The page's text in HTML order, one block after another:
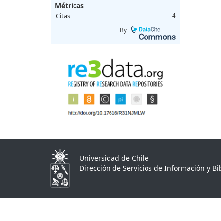
Métricas
Citas 4
By
Universidad de Chile
Dirección de Servicios de Información y